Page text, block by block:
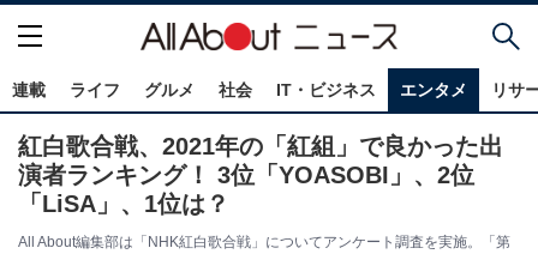
連載 ライフ グルメ 社会 IT・ビジネス エンタメ リサ
紅白歌合戦、2021年の「紅組」で良かった出
演者ランキング！ 3位「YOASOBI」、2位
「LiSA」、1位は？
All About編集部は「NHK紅白歌合戦」についてアンケート調査を実施。「第